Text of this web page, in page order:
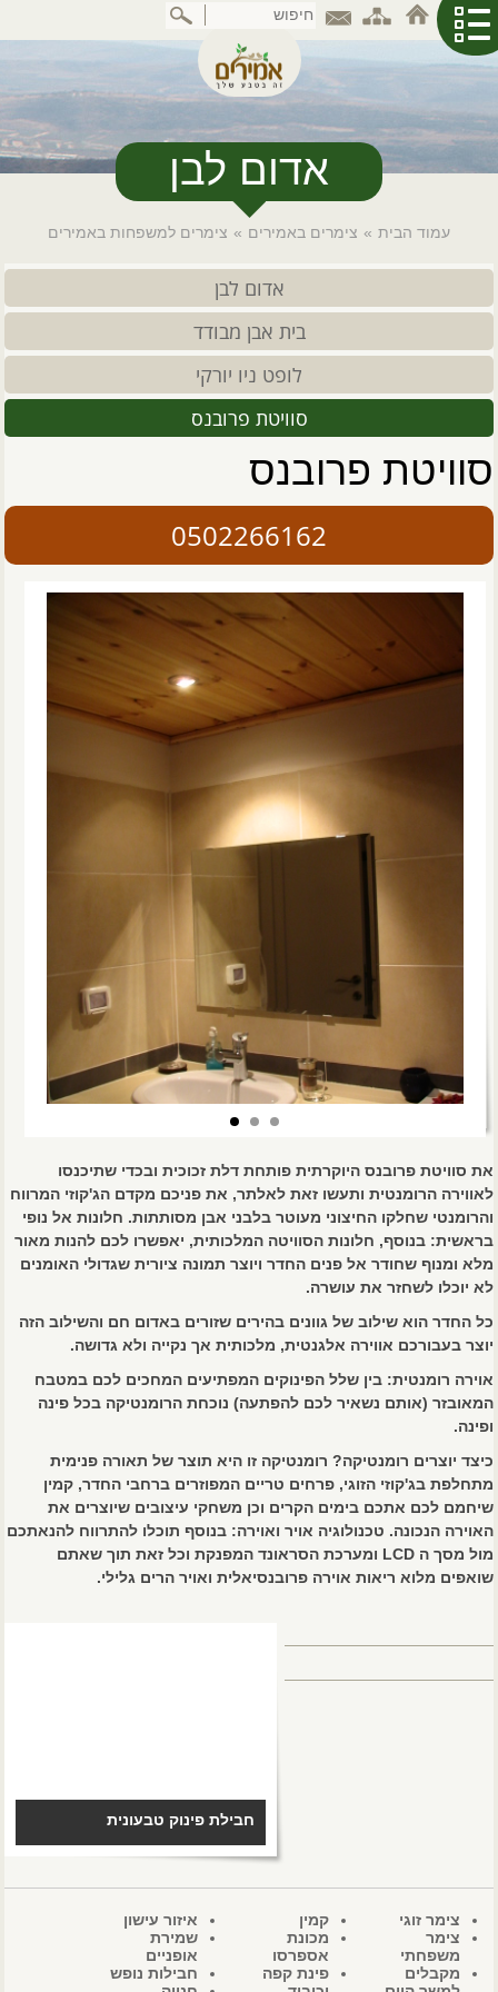
אדום לבן
עמוד הבית » צימרים באמירים » צימרים למשפחות באמירים
אדום לבן
בית אבן מבודד
לופט ניו יורקי
סוויטת פרובנס
סוויטת פרובנס
0502266162
את סוויטת פרובנס היוקרתית פותחת דלת זכוכית ובכדי שתיכנסו
לאווירה הרומנטית ותעשו זאת לאלתר, את פניכם מקדם הג'קוזי המרווח
והרומנטי שחלקו החיצוני מעוטר בלבני אבן מסותתות. חלונות אל נופי
בראשית: בנוסף, חלונות הסוויטה המלכותית, יאפשרו לכם להנות מאור
מלא ומנוף שחודר אל פנים החדר ויוצר תמונה ציורית שגדולי האומנים
לא יוכלו לשחזר את עושרה.
כל החדר הוא שילוב של גוונים בהירים שזורים באדום חם והשילוב הזה
יוצר בעבורכם אווירה אלגנטית, מלכותית אך נקייה ולא גדושה.
אוירה רומנטית: בין שלל הפינוקים המפתיעים המחכים לכם במטבח
המאובזר (אותם נשאיר לכם להפתעה) נוכחת הרומנטיקה בכל פינה
ופינה.
כיצד יוצרים רומנטיקה? רומנטיקה זו היא תוצר של תאורה פנימית
מתחלפת בג'קוזי הזוגי, פרחים טריים המפוזרים ברחבי החדר, קמין
שיחמם לכם אתכם בימים הקרים וכן משחקי עיצובים שיוצרים את
האוירה הנכונה. טכנולוגיה אויר ואוירה: בנוסף תוכלו להתרווח להנאתכם
מול מסך ה LCD ומערכת הסראונד המפנקת וכל זאת תוך שאתם
שואפים מלוא ריאות אוירה פרובנסיאלית ואויר הרים גלילי.
חבילת פינוק טבעונית
צימר זוגי
צימר
משפחתי
מקבלים
קמין
מכונת
אספרסו
פינת קפה
איזור עישון
שמירת
אופניים
חבילות נופש